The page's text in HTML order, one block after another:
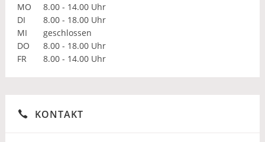
MO
8.00 - 14.00 Uhr
DI
8.00 - 18.00 Uhr
MI
geschlossen
DO
8.00 - 18.00 Uhr
FR
8.00 - 14.00 Uhr
KONTAKT